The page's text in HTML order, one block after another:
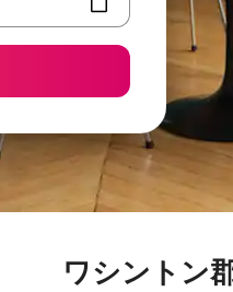
ワシントン